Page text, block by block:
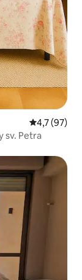
Priemerné
4,7 (97)
sv. Petra